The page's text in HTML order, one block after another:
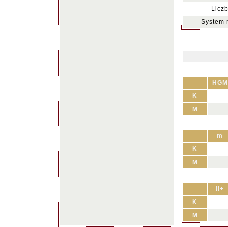
System
HGM
K
M
m
K
M
II+
K
M